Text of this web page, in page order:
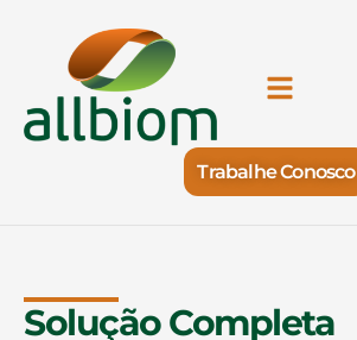
Trabalhe Conosco
Solução Completa